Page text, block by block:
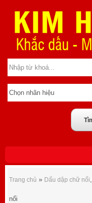
Trang chủ » Dấu dập chữ nổi
nổi